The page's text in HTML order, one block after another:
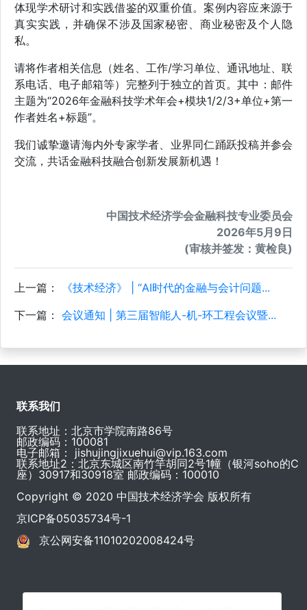
体现学术研讨和实践借鉴的双重价值。案例内容应来源于
真实实践，并确保不涉及国家秘密、商业秘密及个人隐
私。
请将作者相关信息（姓名、工作/学习单位、通讯地址、联
系电话、电子邮箱等）完整列于独立的首页。其中：邮件
主题为“2026年金融科技学术年会+模块1/2/3+单位+第一
作者姓名+标题”。
我们诚挚邀请海内外专家学者、业界同仁踊跃投稿并参会
交流，共话金融科技融合创新发展新机遇！
中国技术经济学会金融科技专业委员会
2026年5月9日
(审核并签发：黄检良)
上一篇：
《技术经济》 | “AI时代的金融与会计问题...
下一篇： 会议通知 | 第三届智能人-机-环工程会议暨...
联系我们
联系地址：北京市学院南路86号
邮政编码：100081
电子邮箱：
jishujingjixuehui@vip.163.com
联系地址2：北京东城区南竹竿胡同2号1幢（银河soho的C
座）30917和30918室 邮政编码：100010
Copyright © 2020 中国技术经济学会 版权所有
京ICP备05035734号-1
京公网安备11010202008424号